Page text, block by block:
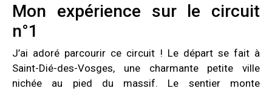
Mon expérience sur le circuit
n°1
J’ai adoré parcourir ce circuit ! Le départ se fait à
Saint-Dié-des-Vosges, une charmante petite ville
nichée au pied du massif. Le sentier monte